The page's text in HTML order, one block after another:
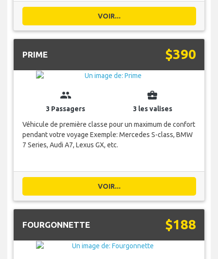
VOIR...
PRIME $390
group
3 Passagers
business_center
3 les valises
Véhicule de première classe pour un maximum de confort
pendant votre voyage Exemple: Mercedes S-class, BMW
7 Series, Audi A7, Lexus GX, etc.
VOIR...
FOURGONNETTE $188